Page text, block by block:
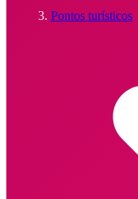
Pontos turísticos